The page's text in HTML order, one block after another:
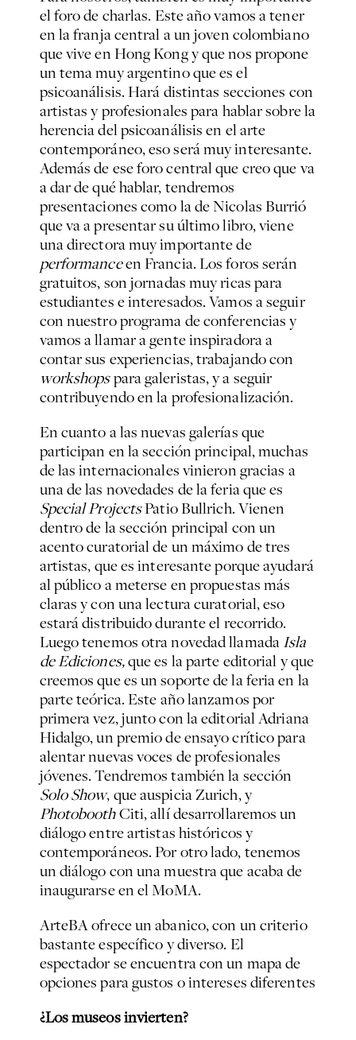
el foro de charlas. Este año vamos a tener
en la franja central a un joven colombiano
que vive en Hong Kong y que nos propone
un tema muy argentino que es el
psicoanálisis. Hará distintas secciones con
artistas y profesionales para hablar sobre la
herencia del psicoanálisis en el arte
contemporáneo, eso será muy interesante.
Además de ese foro central que creo que va
a dar de qué hablar, tendremos
presentaciones como la de Nicolas Burrió
que va a presentar su último libro, viene
una directora muy importante de
performanceen Francia. Los foros serán
gratuitos, son jornadas muy ricas para
estudiantes e interesados. Vamos a seguir
con nuestro programa de conferencias y
vamos a llamar a gente inspiradora a
contar sus experiencias, trabajando con
workshopspara galeristas, y a seguir
contribuyendo en la profesionalización.
En cuanto a las nuevas galerías que
participan en la sección principal, muchas
de las internacionales vinieron gracias a
una de las novedades de la feria que es
Special ProjectsPatio Bullrich. Vienen
dentro de la sección principal con un
acento curatorial de un máximo de tres
artistas, que es interesante porque ayudará
al público a meterse en propuestas más
claras y con una lectura curatorial, eso
estará distribuido durante el recorrido.
Luego tenemos otra novedad llamadaIsla
de Ediciones,que es la parte editorial y que
creemos que es un soporte de la feria en la
parte teórica. Este año lanzamos por
primera vez, junto con la editorial Adriana
Hidalgo, un premio de ensayo crítico para
alentar nuevas voces de profesionales
jóvenes. Tendremos también la sección
Solo Show, que auspicia Zurich, y
PhotoboothCiti, allí desarrollaremos un
diálogo entre artistas históricos y
contemporáneos. Por otro lado, tenemos
un diálogo con una muestra que acaba de
inaugurarse en el MoMA.
ArteBA ofrece un abanico, con un criterio
bastante específico y diverso. El
espectador se encuentra con un mapa de
opciones para gustos o intereses diferentes
¿Los museos invierten?